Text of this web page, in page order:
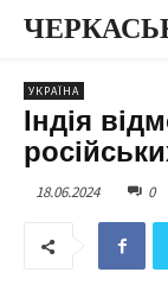
УКРАЇНА
Індія
18.06.2024 0